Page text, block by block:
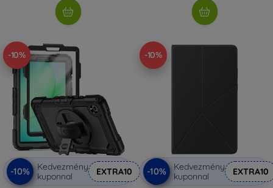
-10%
-10%
Kedvezmény
kuponnal
EXTRA10
-10%
-10%
Kedvezmény
kuponnal
EXTRA10